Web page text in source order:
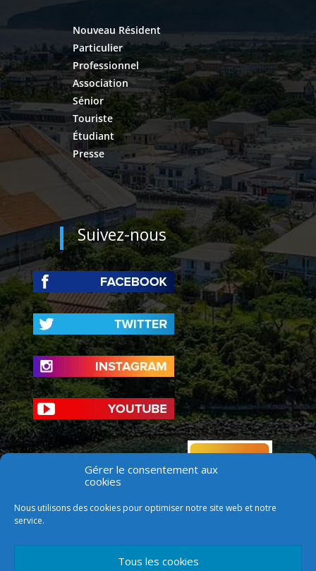
Gérer le consentement aux
cookies
Nous utilisons des cookies pour optimiser notre site web et notre
service.
Tous les cookies
Nouveau Résident
Particulier
Professionnel
Association
Sénior
Touriste
Étudiant
Presse
Suivez-nous